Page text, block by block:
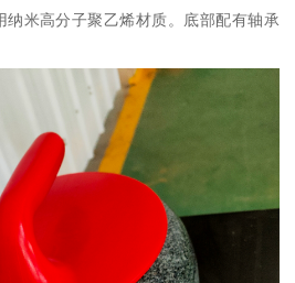
纳米高分子聚乙烯材质。底部配有轴承